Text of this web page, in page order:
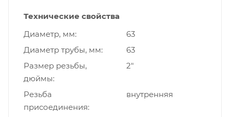
Технические свойства
Диаметр, мм
63
Диаметр трубы, мм
63
Размер резьбы,
дюймы
2"
Резьба
присоединения
внутренняя